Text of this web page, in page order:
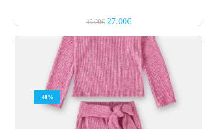
45.00€ Original
price
45.00€.
27.00€Current
price
27.00€.
-40%